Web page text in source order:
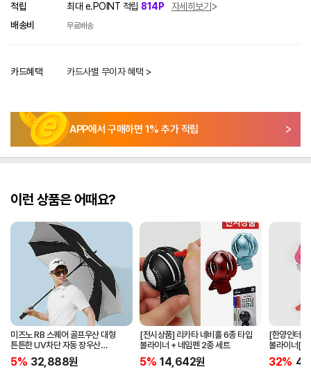
적립 최대 e.POINT 적립 814P
자세히보기
배송비
무료배송
카드혜택 카드사별 무이자 혜택 >
APP에서 구매하면 1% 추가 적립
이런 상품은 어때요?
미즈노 RB 스퀘어 골프우산 대형
튼튼한 UV차단 자동 장우산
5LKY22100
5% 32,888원
[전시상품] 리카타 네비홀 6종 타입
볼라이너 + 네임펜 2종 세트
5% 14,642원
[한양인터
볼라이너[
32%